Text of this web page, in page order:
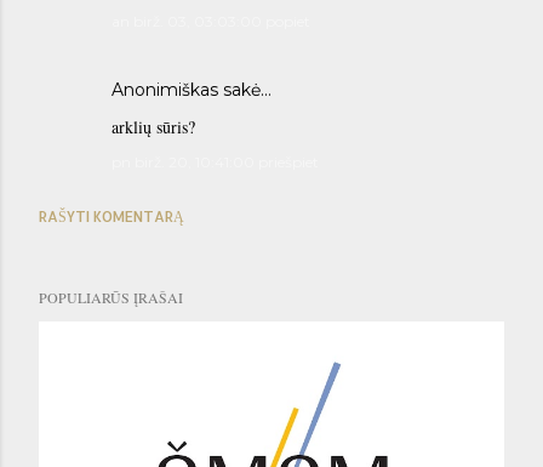
Anonimiškas sakė…
arklių sūris?
RAŠYTI KOMENTARĄ
POPULIARŪS ĮRAŠAI